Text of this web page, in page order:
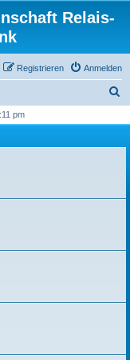
Relais-
Anmelden
Registrieren
h
pm